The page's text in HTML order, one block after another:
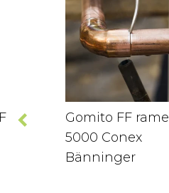
Gomito FF rame
5000 Conex
Bänninger